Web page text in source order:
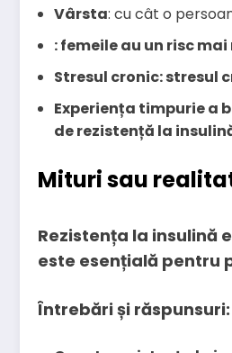
Vârsta: cu cât o
: femeile au un risc
Stresul cronic: stresul
Experiența timpurie a
de rezistență la
Mituri sau
Rezistența la insulină
este esențială pentru
Întrebări și răspunsuri: